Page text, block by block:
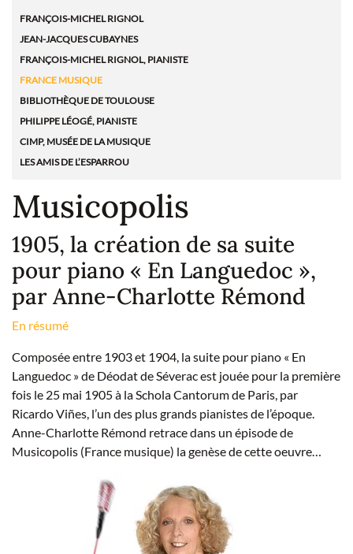
FRANÇOIS-MICHEL RIGNOL
JEAN-JACQUES CUBAYNES
FRANÇOIS-MICHEL RIGNOL, PIANISTE
FRANCE MUSIQUE
BIBLIOTHÈQUE DE TOULOUSE
PHILIPPE LÉOGÉ, PIANISTE
CIMP, MUSÉE DE LA MUSIQUE
LES AMIS DE L’ESPARROU
Musicopolis
1905, la création de sa suite
pour piano « En Languedoc »,
par Anne-Charlotte Rémond
En résumé
Composée entre 1903 et 1904, la suite pour piano « En
Languedoc » de Déodat de Séverac est jouée pour la première
fois le 25 mai 1905 à la Schola Cantorum de Paris, par
Ricardo Viñes, l’un des plus grands pianistes de l’époque.
Anne-Charlotte Rémond retrace dans un épisode de
Musicopolis (France musique) la genèse de cette oeuvre…